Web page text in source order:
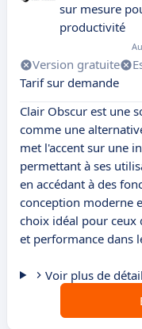
sur mesure
productivité
Version gratuite
Tarif sur demande
Clair Obscur est une
comme une
met l'accent sur une
permettant à ses
en accédant à des
conception moderne
choix idéal pour ceux
et performance dans
Voir plus de